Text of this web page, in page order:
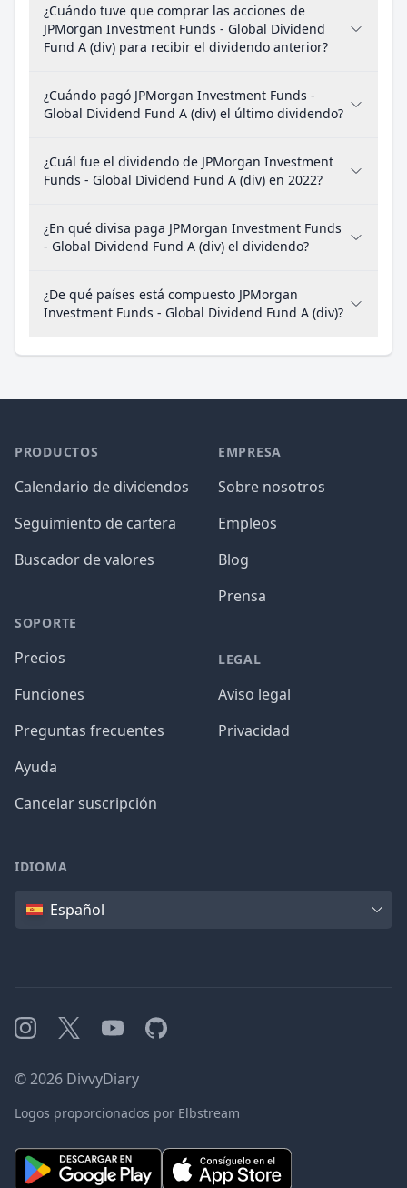
¿Cuándo tuve que comprar las acciones de
JPMorgan Investment Funds - Global Dividend
Fund A (div) para recibir el dividendo anterior?
¿Cuándo pagó JPMorgan Investment Funds -
Global Dividend Fund A (div) el último dividendo?
¿Cuál fue el dividendo de JPMorgan Investment
Funds - Global Dividend Fund A (div) en 2022?
¿En qué divisa paga JPMorgan Investment Funds
- Global Dividend Fund A (div) el dividendo?
¿De qué países está compuesto JPMorgan
Investment Funds - Global Dividend Fund A (div)?
PRODUCTOS
Calendario de dividendos
Seguimiento de cartera
Buscador de valores
SOPORTE
Precios
Funciones
Preguntas frecuentes
Ayuda
Cancelar suscripción
EMPRESA
Sobre nosotros
Empleos
Blog
Prensa
LEGAL
Aviso legal
Privacidad
IDIOMA
IdiomaEspañol
Instagram
X YouTubeGitHub
©2026 DivvyDiary
Logos proporcionados por Elbstream